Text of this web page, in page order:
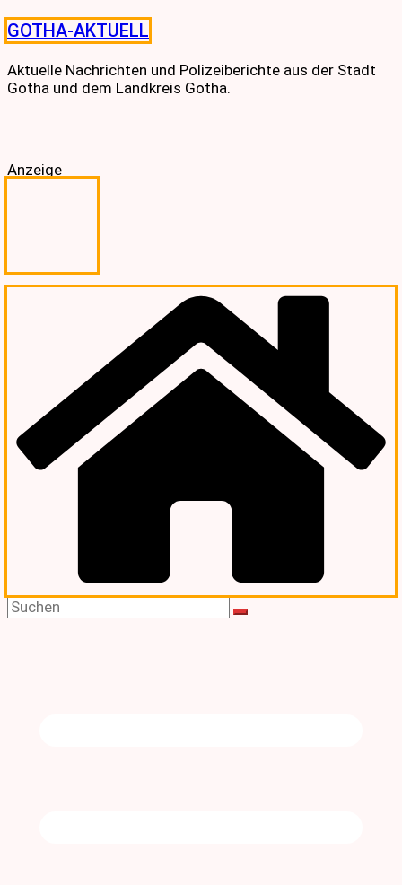
Skip
to
content
GOTHA-AKTUELL
Aktuelle Nachrichten und Polizeiberichte aus der Stadt
Gotha und dem Landkreis Gotha.
Anzeige